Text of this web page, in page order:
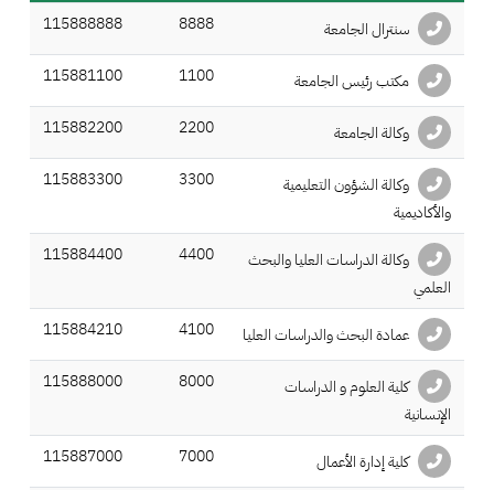
سنترال الجامعة 8888
115888888
مكتب رئيس الجامعة 1100
115881100
وكالة الجامعة 2200
115882200
وكالة الشؤون التعليمية
والأكاديمية
3300
115883300
وكالة الدراسات العليا والبحث
العلمي
4400
115884400
عمادة البحث والدراسات العليا 4100
115884210
كلية العلوم و الدراسات
الإنسانية
8000
115888000
كلية إدارة الأعمال 7000
115887000